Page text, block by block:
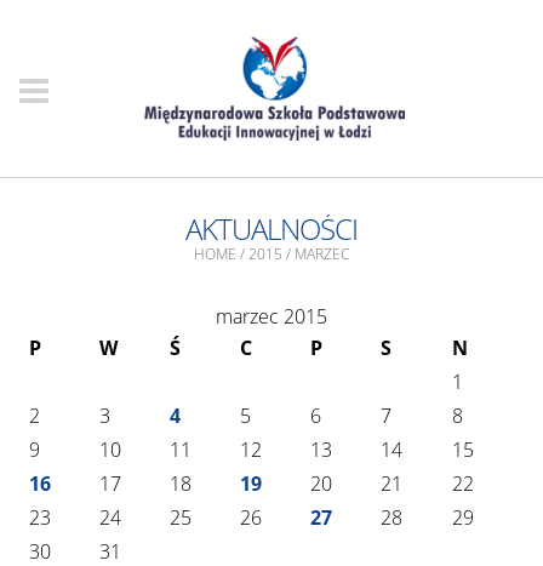
AKTUALNOŚCI
HOME /2015 / MARZEC
marzec 2015
P
W Ś C P S
N
1
2
3 4 5 6 7
8
9
10 11 12 13 14
15
16
17 18 19 20 21
22
23
24 25 26 27 28
29
30
31